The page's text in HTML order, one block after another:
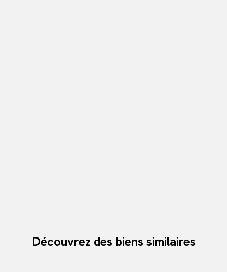
Découvrez des biens similaires